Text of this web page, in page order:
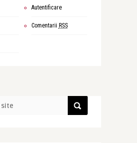
Autentificare
Comentarii RSS